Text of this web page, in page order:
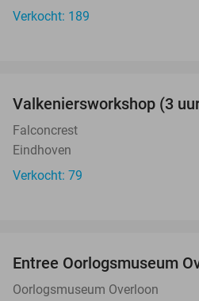
Verkocht: 189
Valkeniersworkshop (3
Falconcrest
Eindhoven
Verkocht: 79
Entree Oorlogsmuseum
Oorlogsmuseum Overloon